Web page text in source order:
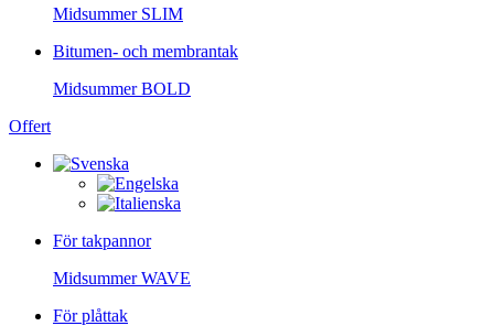
Midsummer SLIM
Bitumen- och membrantak
MidsummerBOLD
Offert
För takpannor
MidsummerWAVE
För plåttak